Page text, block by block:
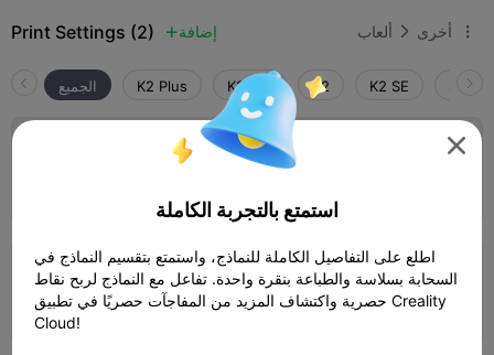
Print Settings (2)  إضافة ألعاب  أخرى 
الجميع K2 Plus K2 Pro K2 K2 SE
Ender 3 (KE) 0.4mm مع طبقة 2mm، جداران،
كثافة تعبئة 15% بدون دعامات
طبقة CrealityHi_4Color_0.2mm، جداران،
كثافة تعبئة 15%
 12h 26m  1 plates  284.33g

استمتع بالتجربة الكاملة
اطلع على التفاصيل الكاملة للنماذج، واستمتع بتقسيم النماذج في
السحابة بسلاسة والطباعة بنقرة واحدة. تفاعل مع النماذج لربح نقاط
حصرية واكتشاف المزيد من المفاجآت حصريًا في تطبيق Creality
Cloud!